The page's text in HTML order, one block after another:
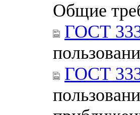
Общие
ГОСТ
ГОСТ